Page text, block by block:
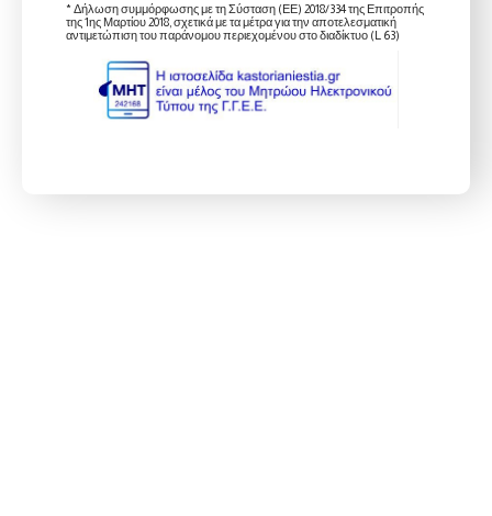
* Δήλωση συμμόρφωσης με τη Σύσταση (ΕΕ) 2018/334 της Επιτροπής
της 1ης Μαρτίου 2018, σχετικά με τα μέτρα για την αποτελεσματική
αντιμετώπιση του παράνομου περιεχομένου στο διαδίκτυο (L 63)